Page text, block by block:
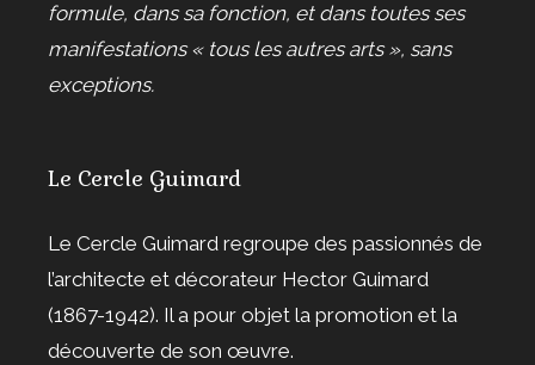
formule, dans sa fonction, et dans toutes ses
manifestations « tous les autres arts », sans
exceptions.
Le Cercle Guimard
Le Cercle Guimard regroupe des passionnés de
l’architecte et décorateur Hector Guimard
(1867-1942). Il a pour objet la promotion et la
découverte de son œuvre.